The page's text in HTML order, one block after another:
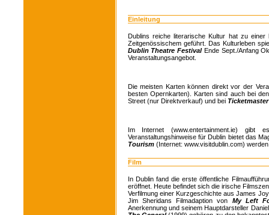
Einleitung
Dublins reiche literarische Kultur hat zu einer
Zeitgenössischem geführt. Das Kulturleben
Dublin Theatre Festival Ende Sept./Anfang
Veranstaltungsangebot.
Die meisten Karten können direkt vor der
besten Opernkarten). Karten sind auch bei
Street (nur Direktverkauf) und bei
Im Internet (www.entertainment.ie) gibt
Veranstaltungshinweise für Dublin bietet das
Tourism (Internet: www.visitdublin.com)
Film
In Dublin fand die erste öffentliche
eröffnet. Heute befindet sich die irische
Verfilmung einer Kurzgeschichte aus James
Jim Sheridans Filmadaption von My Left
Anerkennung und seinem Hauptdarsteller